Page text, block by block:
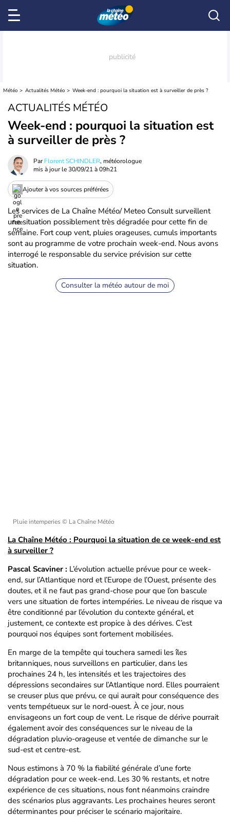
Météo Actualités Météo Week-end : pourquoi la situation est à surveiller de près ?
ACTUALITÉS MÉTÉO
Week-end : pourquoi la situation est
à surveiller de près ?
ParFlorent SCHINDLER, météorologue
mis à jour le30/09/21 à 09h21
Ajouter à vos sources préférées
Les services de La Chaîne Météo/ Meteo Consult surveillent
une situation possiblement très dégradée pour cette fin de
semaine. Fort coup vent, pluies orageuses, cumuls importants
sont au programme de votre prochain week-end. Nous avons
interrogé le responsable du service prévision sur cette
situation.
Consulter la météo autour de moi
Pluie intemperies © La Chaîne Météo
La Chaîne Météo : Pourquoi la situation de ce week-end est
à surveiller ?
Pascal Scaviner : L’évolution actuelle prévue pour ce week-
end, sur l’Atlantique nord et l’Europe de l’Ouest, présente des
doutes, et il ne faut pas grand-chose pour que l’on bascule
vers une situation de fortes intempéries. Le niveau de risque va
être conditionné par l’évolution du contexte général, et
justement, ce contexte est propice à des dérives. C’est
pourquoi nos équipes sont fortement mobilisées.
En marge de la tempête qui touchera samedi les îles
britanniques, nous surveillons en particulier, dans les
prochaines 24 h, les intensités et les trajectoires des
dépressions secondaires sur l’Atlantique nord. Elles pourraient
se creuser plus que prévu, ce qui aurait pour conséquence des
vents tempétueux sur le nord-ouest. À ce jour, nous
envisageons un fort coup de vent. Le risque de dérive pourrait
également avoir des conséquences sur le niveau de la
dégradation pluvio-orageuse et ventée de dimanche sur le
sud-est et centre-est.
Nous estimons à 70 % la fiabilité générale d’une forte
dégradation pour ce week-end. Les 30 % restants, et notre
expérience de ces situations, nous font néanmoins craindre
des scénarios plus aggravants. Les prochaines heures seront
déterminantes pour préciser le scénario majoritaire.